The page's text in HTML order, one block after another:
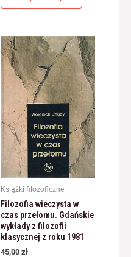
Książki filozoficzne
Filozofia wieczysta w
czas przełomu. Gdańskie
wykłady z filozofii
klasycznej z roku 1981
45,00 zł
Abyśmy mogli
poprawić
funkcjonalność
i strukturę
strony
internetowej,
na podstawie
tego, jak strona
jest używana.
Doświadczenie
internetowa
działała jak
najlepiej podczas
twojego przejścia
na nią. Jeśli
odrzucisz te pliki